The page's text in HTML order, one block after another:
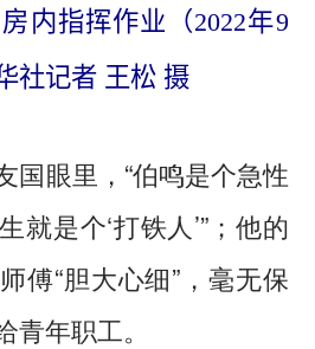
指挥作业（2022年9
社记者 王松 摄
眼里，“伯鸣是个急性
就是个‘打铁人’”；他的
傅“胆大心细”，毫无保
年职工。